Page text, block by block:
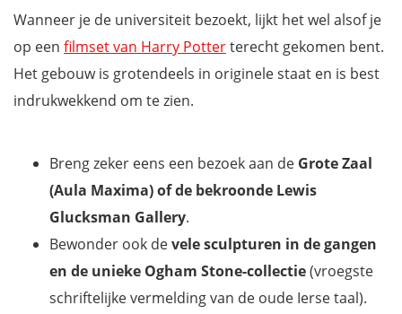
Wanneer je de universiteit bezoekt, lijkt het wel alsof je
op een filmset van Harry Potterterecht gekomen bent.
Het gebouw is grotendeels in originele staat en is best
indrukwekkend om te zien.
Breng zeker eens een bezoek aan de Grote Zaal
(Aula Maxima) of de bekroonde Lewis
Glucksman Gallery.
Bewonder ook devele sculpturen in de gangen
en de unieke Ogham Stone-collectie(vroegste
schriftelijke vermelding van de oude Ierse taal).